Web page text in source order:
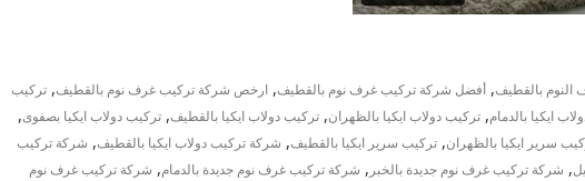
بالقطيف, أفضل شركة تركيب غرف نوم بالقطيف, ارخص شركة تركيب غرف نوم بالقطيف, تركيب
ايكيا بالدمام, تركيب دولاب ايكيا بالظهران, تركيب دولاب ايكيا بالقطيف, تركيب دولاب ايكيا بصفوى,
سرير ايكيا بالظهران, تركيب سرير ايكيا بالقطيف, شركة تركيب دولاب ايكيا بالقطيف, شركة تركيب
, شركة تركيب غرف نوم جديدة بالخبر , شركة تركيب غرف نوم جديدة بالدمام, شركة تركيب غرف نوم